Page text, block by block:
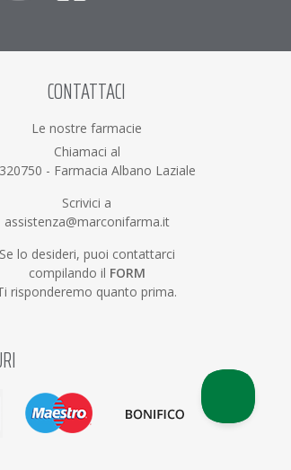
CONTATTACI
Le nostre farmacie
Chiamaci al
- Farmacia Albano Laziale
Scrivici a
assistenza@marconifarma.it
Se lo desideri, puoi contattarci
compilando il FORM
risponderemo quanto prima.